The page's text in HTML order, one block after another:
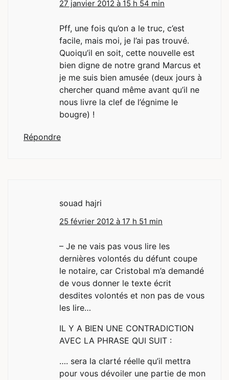
27 janvier 2012 à 15 h 54 min
Pff, une fois qu’on a le truc, c’est
facile, mais moi, je l’ai pas trouvé.
Quoiqu’il en soit, cette nouvelle est
bien digne de notre grand Marcus et
je me suis bien amusée (deux jours à
chercher quand même avant qu’il ne
nous livre la clef de l’égnime le
bougre) !
Répondre
souad hajri
25 février 2012 à 17 h 51 min
– Je ne vais pas vous lire les
dernières volontés du défunt coupe
le notaire, car Cristobal m’a demandé
de vous donner le texte écrit
desdites volontés et non pas de vous
les lire…
IL Y A BIEN UNE CONTRADICTION
AVEC LA PHRASE QUI SUIT :
…. sera la clarté réelle qu’il mettra
pour vous dévoiler une partie de mon